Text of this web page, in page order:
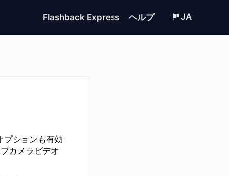
Flashback Express ヘルプ JA
プションも有効
カメラビデオ